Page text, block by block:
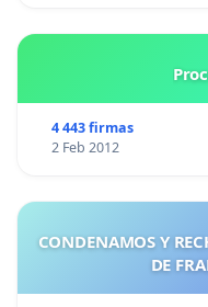
4 443 firmas
2 Feb 2012
CONDENAMOS Y
DE